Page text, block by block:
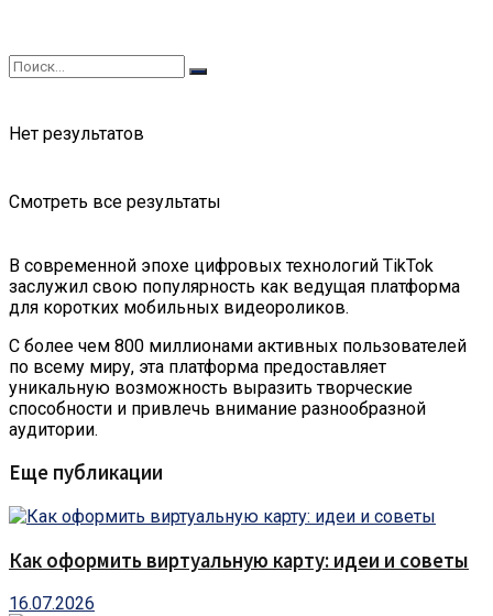
Нет результатов
Смотреть все результаты
В современной эпохе цифровых технологий TikTok
заслужил свою популярность как ведущая платформа
для коротких мобильных видеороликов.
С более чем 800 миллионами активных пользователей
по всему миру, эта платформа предоставляет
уникальную возможность выразить творческие
способности и привлечь внимание разнообразной
аудитории.
Еще публикации
Как оформить виртуальную карту: идеи и советы
16.07.2026